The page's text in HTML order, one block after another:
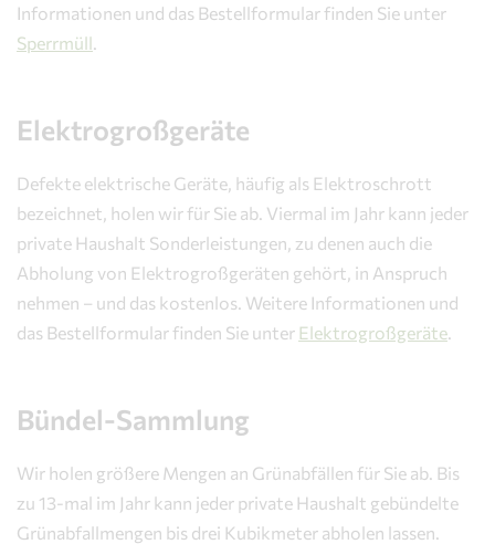
Informationen und das Bestellformular finden Sie unter
Sperrmüll
Elektrogroßgeräte
Defekte elektrische Geräte, häufig als Elektroschrott
bezeichnet, holen wir für Sie ab. Viermal im Jahr kann jeder
private Haushalt Sonderleistungen, zu denen auch die
Abholung von Elektrogroßgeräten gehört, in Anspruch
nehmen – und das kostenlos. Weitere Informationen und
das Bestellformular finden Sie unter Elektrogroßgeräte
Bündel-Sammlung
Wir holen größere Mengen an Grünabfällen für Sie ab. Bis
zu 13-mal im Jahr kann jeder private Haushalt gebündelte
Grünabfallmengen bis drei Kubikmeter abholen lassen.